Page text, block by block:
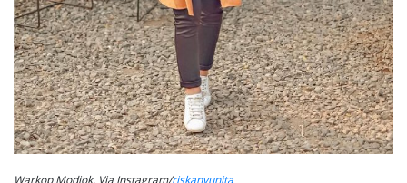
Warkop Modjok, Via Instagram/riskanyunita